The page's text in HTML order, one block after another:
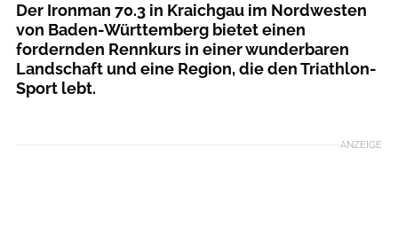
Der Ironman 70.3 in Kraichgau im Nordwesten
von Baden-Württemberg bietet einen
fordernden Rennkurs in einer wunderbaren
Landschaft und eine Region, die den Triathlon-
Sport lebt.
ANZEIGE